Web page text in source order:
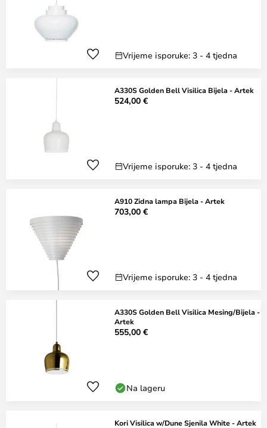
Vrijeme isporuke: 3 - 4 tjedna
A330S Golden Bell Visilica Bijela - Artek
524,00 €
Vrijeme isporuke: 3 - 4 tjedna
A910 Zidna lampa Bijela - Artek
703,00 €
Vrijeme isporuke: 3 - 4 tjedna
A330S Golden Bell Visilica Mesing/Bijela -
Artek
555,00 €
Na lageru
Kori Visilica w/Dune Sjenila White - Artek